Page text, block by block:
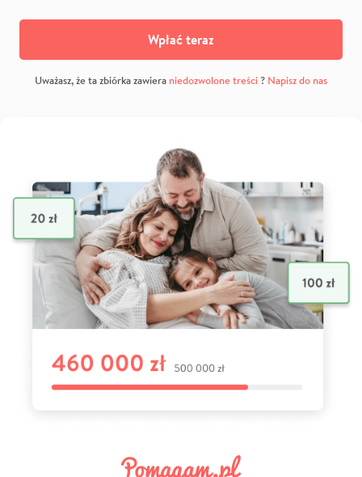
Wpłać teraz
Uważasz, że ta zbiórka zawiera niedozwolone treści? Napisz do nas